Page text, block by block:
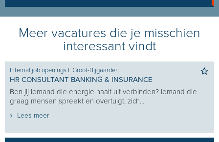
Meer vacatures die je misschien
interessant vindt
Internal job openings I Groot-Bijgaarden
HR CONSULTANT BANKING & INSURANCE
Ben jij iemand die energie haalt uit verbinden? Iemand die
graag mensen spreekt en overtuigt, zich...
Lees meer